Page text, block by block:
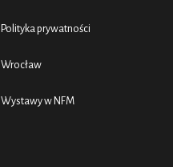
Polityka prywatności
Wrocław
Wystawy w NFM